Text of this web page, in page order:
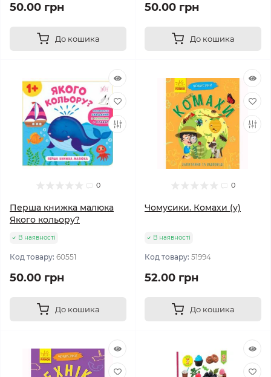
50.00 грн
До кошика
50.00 грн
До кошика
0
Перша книжка малюка
Якого кольору?
В наявності
Код товару: 60551
50.00 грн
До кошика
0
Чомусики. Комахи (у)
В наявності
Код товару: 51994
52.00 грн
До кошика